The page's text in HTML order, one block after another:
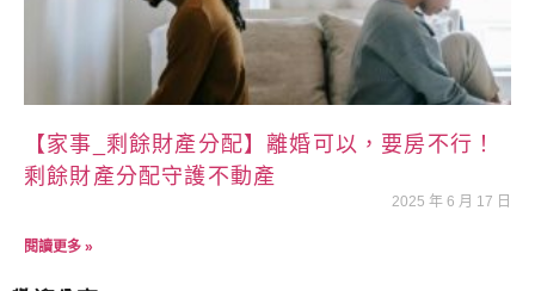
【家事_剩餘財產分配】離婚可以，要房不行！
剩餘財產分配守護不動產
2025 年 6 月 17 日
閱讀更多 »